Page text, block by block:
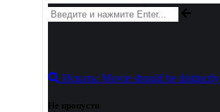
Искать: Movie should be distinctly
Не пропусти